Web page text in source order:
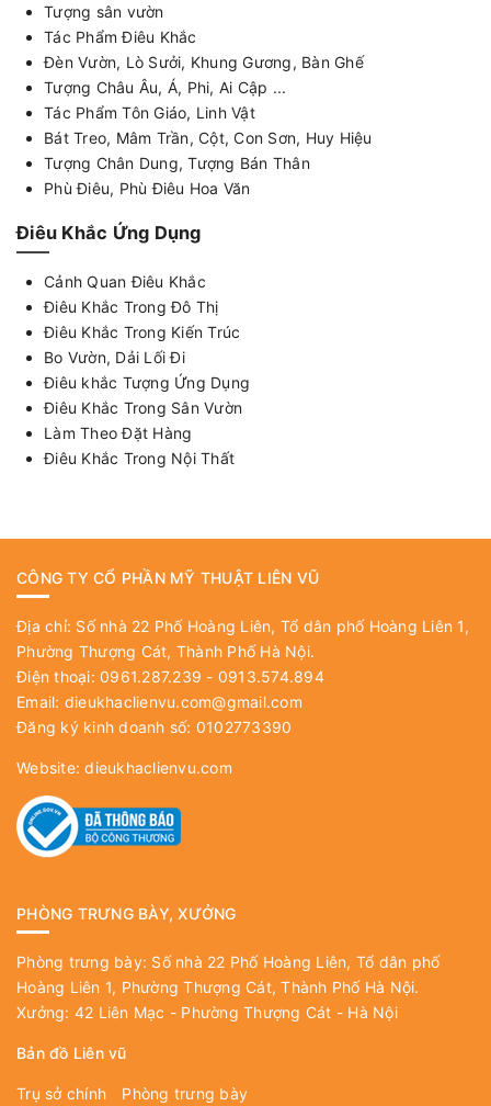
Tượng sân vườn
Tác Phẩm Điêu Khắc
Đèn Vườn, Lò Sưởi, Khung Gương, Bàn Ghế
Tượng Châu Âu, Á, Phi, Ai Cập ...
Tác Phẩm Tôn Giáo, Linh Vật
Bát Treo, Mâm Trần, Cột, Con Sơn, Huy Hiệu
Tượng Chân Dung, Tượng Bán Thân
Phù Điêu, Phù Điêu Hoa Văn
Điêu Khắc Ứng Dụng
Cảnh Quan Điêu Khắc
Điêu Khắc Trong Đô Thị
Điêu Khắc Trong Kiến Trúc
Bo Vườn, Dải Lối Đi
Điêu khắc Tượng Ứng Dụng
Điêu Khắc Trong Sân Vườn
Làm Theo Đặt Hàng
Điêu Khắc Trong Nội Thất
CÔNG TY CỔ PHẦN MỸ THUẬT LIÊN VŨ
Địa chỉ: Số nhà 22 Phố Hoàng Liên, Tổ dân phố Hoàng Liên 1,
Phường Thượng Cát, Thành Phố Hà Nội.
Điện thoại: 0961.287.239 - 0913.574.894
Email: dieukhaclienvu.com@gmail.com
Đăng ký kinh doanh số: 0102773390
Website:dieukhaclienvu.com
PHÒNG TRƯNG BÀY, XƯỞNG
Phòng trưng bày: Số nhà 22 Phố Hoàng Liên, Tổ dân phố
Hoàng Liên 1, Phường Thượng Cát, Thành Phố Hà Nội.
Xưởng: 42 Liên Mạc - Phường Thượng Cát - Hà Nội
Bản đồ Liên vũ
Trụ sở chính Phòng trưng bày